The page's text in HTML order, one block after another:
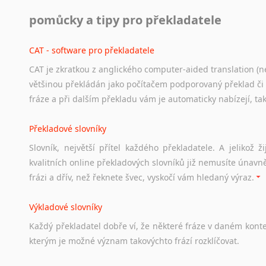
Odkazy poskytující cenné informace nekomerčního
Studium v Austrálii
Soubor odkazů užitečných všem, kteří uvažují o studiu v
a zázemí, australské univerzity a samozřejmě i osobní
Práce v Austrálii
Odkazy poskytující cenné informace nekomerčního
hledat práci na internetu případně osobní zkušenosti
Hledáte-li
práci
stejná obecná pravidla, jako pro český životopis. Tak dost
pomůcky a tipy pro překladatele
CAT - software pro překladatele
CAT je zkratkou z anglického computer-aided translation
většinou překládán jako počítačem podporovaný překlad
fráze a při dalším překladu vám je automaticky nabízejí,
Překladové slovníky
Slovník, největší přítel každého překladatele. A jelikož
kvalitních online překladových slovníků již nemusíte
frázi a dřív, než řeknete švec, vyskočí vám hledaný výraz.
Výkladové slovníky
Každý překladatel dobře ví, že některé fráze v daném
kterým je možné význam takovýchto frází rozklíčovat.